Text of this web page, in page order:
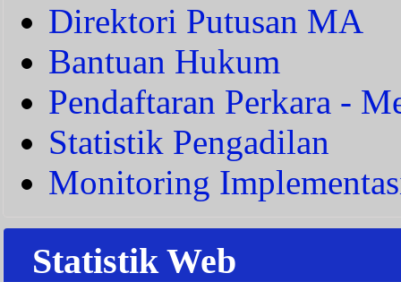
Direktori Putusan MA
Bantuan Hukum
Pendaftaran Perkara -
Statistik Pengadilan
Monitoring
Statistik Web